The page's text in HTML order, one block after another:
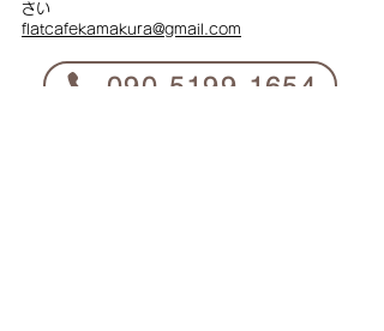
さい
flatcafekamakura@gmail.com
​090-5199-1654